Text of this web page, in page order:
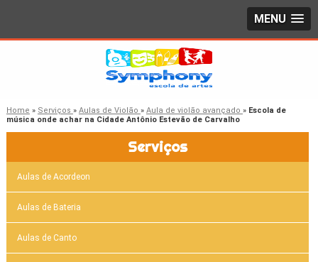
MENU
Home » Serviços » Aulas de Violão » Aula de violão avançado » Escola de
música onde achar na Cidade Antônio Estevão de Carvalho
Serviços
Aulas de Acordeon
Aulas de Bateria
Aulas de Canto